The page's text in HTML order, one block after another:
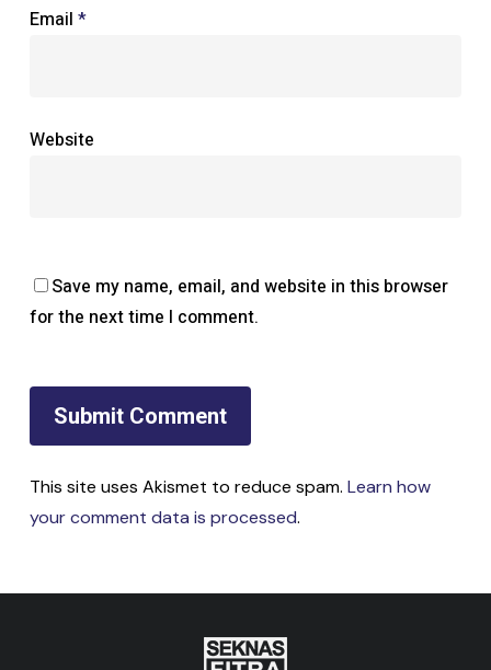
Email *
Website
Save my name, email, and website in this browser
for the next time I comment.
This site uses Akismet to reduce spam. Learn how
your comment data is processed.